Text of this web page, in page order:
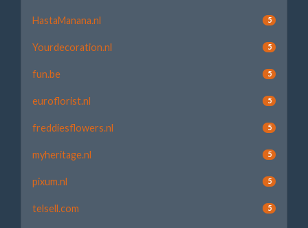
HastaManana.nl 5
Yourdecoration.nl 5
fun.be 5
euroflorist.nl 5
freddiesflowers.nl 5
myheritage.nl 5
pixum.nl 5
telsell.com 5